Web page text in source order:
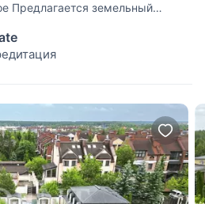
Предлагается земельный
охраняемом поселке
На участке расположены баня
от фирмы Kontio, а так же